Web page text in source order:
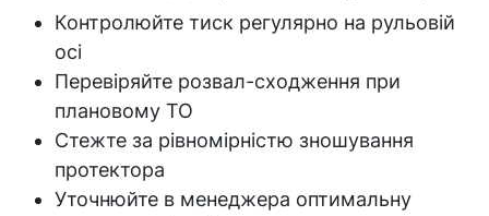
Контролюйте тиск регулярно на рульовій
осі
Перевіряйте розвал-сходження при
плановому ТО
Стежте за рівномірністю зношування
протектора
Уточнюйте в менеджера оптимальну